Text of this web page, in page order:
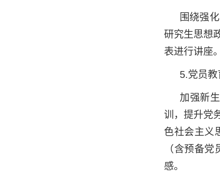
围绕强
研究生思想
表进行讲座
5.党员
加强新
训，提升党
色社会主义
（含预备
感。